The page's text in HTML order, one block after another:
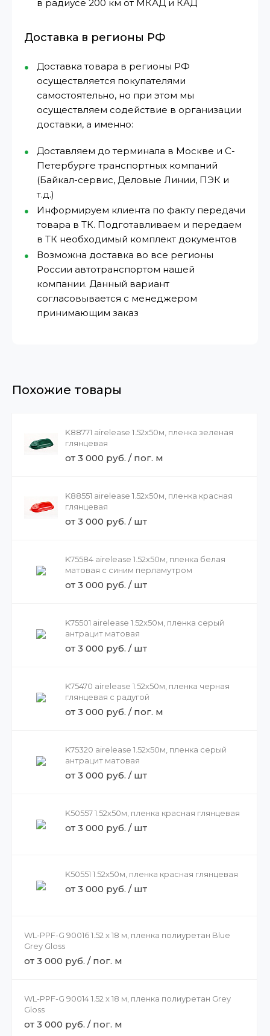
в радиусе 200 км от МКАД и КАД
Доставка в регионы РФ
Доставка товара в регионы РФ
осуществляется покупателями
самостоятельно, но при этом мы
осуществляем содействие в организации
доставки, а именно:
Доставляем до терминала в Москве и С-
Петербурге транспортных компаний
(Байкал-сервис, Деловые Линии, ПЭК и
т.д.)
Информируем клиента по факту передачи
товара в ТК. Подготавливаем и передаем
в ТК необходимый комплект документов
Возможна доставка во все регионы
России автотранспортом нашей
компании. Данный вариант
согласовывается с менеджером
принимающим заказ
Похожие товары
K88771 airelease 1.52х50м, пленка зеленая
глянцевая
от 3 000 руб. / пог. м
K88551 airelease 1.52х50м, пленка красная
глянцевая
от 3 000 руб. / шт
K75584 airelease 1.52х50м, пленка белая
матовая с синим перламутром
от 3 000 руб. / шт
K75501 airelease 1.52х50м, пленка серый
антрацит матовая
от 3 000 руб. / шт
K75470 airelease 1.52х50м, пленка черная
глянцевая с радугой
от 3 000 руб. / пог. м
K75320 airelease 1.52х50м, пленка серый
антрацит матовая
от 3 000 руб. / шт
K50557 1.52х50м, пленка красная глянцевая
от 3 000 руб. / шт
K50551 1.52х50м, пленка красная глянцевая
от 3 000 руб. / шт
WL-PPF-G 90016 1.52 x 18 м, пленка полиуретан Blue
Grey Gloss
от 3 000 руб. / пог. м
WL-PPF-G 90014 1.52 x 18 м, пленка полиуретан Grey
Gloss
от 3 000 руб. / пог. м